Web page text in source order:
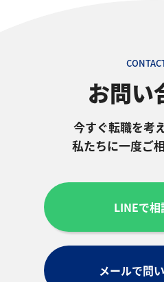
お問い
今すぐ転職を考
私たちに一度ご
LINEで相
メールで問